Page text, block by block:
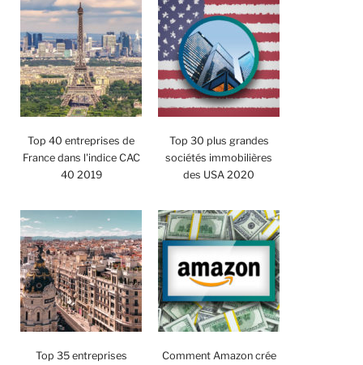
Top 40 entreprises de
France dans l'indice CAC
40 2019
Top 30 plus grandes
sociétés immobilières
des USA 2020
Top 35 entreprises
Comment Amazon crée